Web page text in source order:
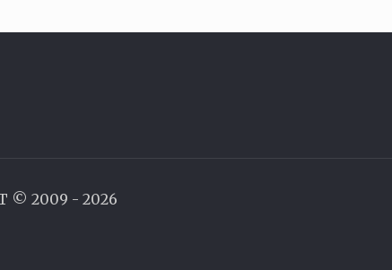
© 2009 - 2026